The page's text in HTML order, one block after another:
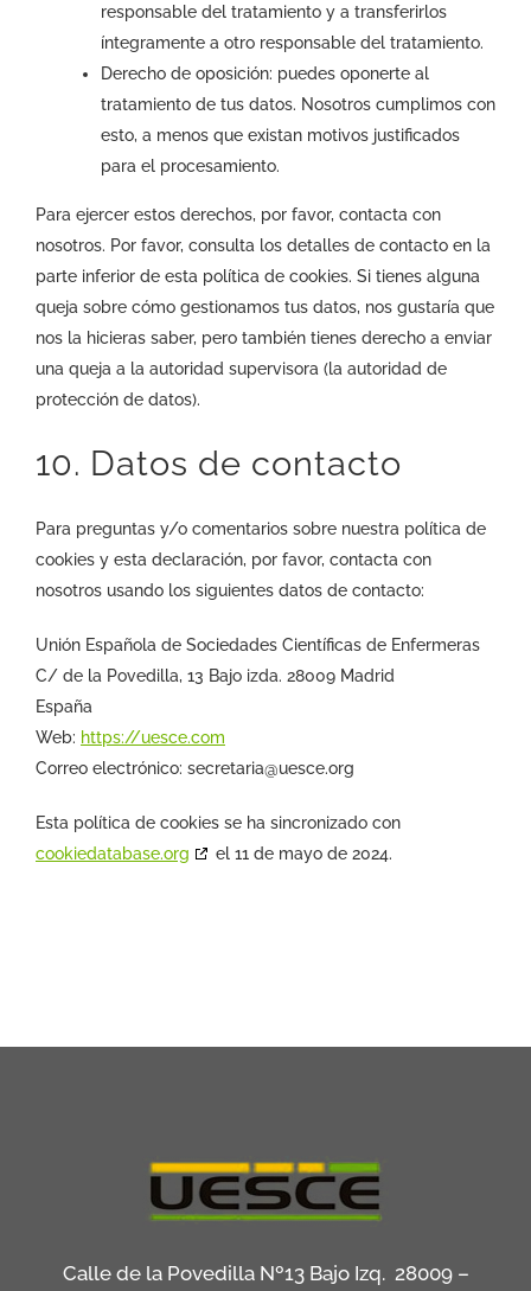
responsable del tratamiento y a transferirlos
íntegramente a otro responsable del tratamiento.
Derecho de oposición: puedes oponerte al
tratamiento de tus datos. Nosotros cumplimos con
esto, a menos que existan motivos justificados
para el procesamiento.
Para ejercer estos derechos, por favor, contacta con
nosotros. Por favor, consulta los detalles de contacto en la
parte inferior de esta política de cookies. Si tienes alguna
queja sobre cómo gestionamos tus datos, nos gustaría que
nos la hicieras saber, pero también tienes derecho a enviar
una queja a la autoridad supervisora (la autoridad de
protección de datos).
10. Datos de contacto
Para preguntas y/o comentarios sobre nuestra política de
cookies y esta declaración, por favor, contacta con
nosotros usando los siguientes datos de contacto:
Unión Española de Sociedades Científicas de Enfermeras
C/ de la Povedilla, 13 Bajo izda. 28009 Madrid
España
Web: https://uesce.com
Correo electrónico: secretaria@uesce.org
Esta política de cookies se ha sincronizado con
cookiedatabase.org
el 11 de mayo de 2024.
Calle de la Povedilla Nº13 Bajo Izq. 28009 –